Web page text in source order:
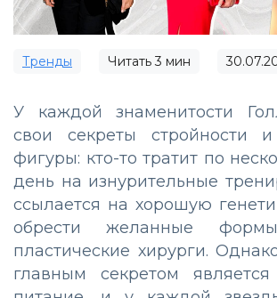
Тренды Читать3 мин
У каждой знаменитости
свои секреты стройности и
фигуры: кто-то тратит по
день на изнурительные
ссылается на хорошую
обрести желанные
пластические хирурги.
главным секретом